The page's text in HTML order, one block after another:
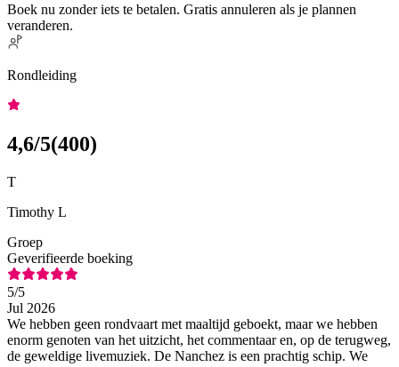
Boek nu zonder iets te betalen. Gratis annuleren als je plannen
veranderen.
Rondleiding
4,6/5(400)
T
Timothy L
Groep
Geverifieerde boeking
5/5
Jul 2026
We hebben geen rondvaart met maaltijd geboekt, maar we hebben
enorm genoten van het uitzicht, het commentaar en, op de terugweg,
de geweldige livemuziek. De Nanchez is een prachtig schip. We